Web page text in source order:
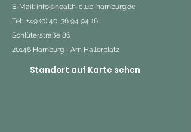
E-Mail: info@health-club-hamburg.de
Tel: +49 (0) 40 36 94 94 16
Schlüterstraße 86
20146 Hamburg - Am Hallerplatz
Standort auf Karte sehen